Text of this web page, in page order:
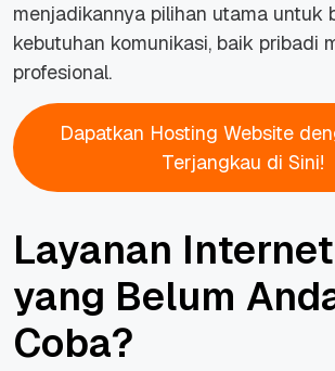
menjadikannya pilihan utama untuk
kebutuhan komunikasi, baik pribadi
profesional.
Dapatkan Hosting Website
Terjangkau di Sini!
Layanan
yang Belum
Coba?